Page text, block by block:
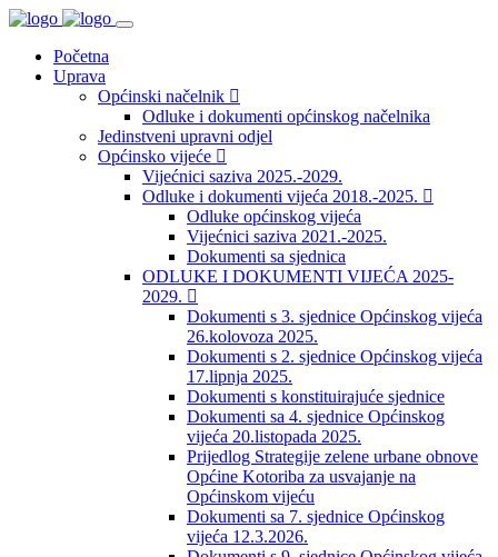
Početna
Uprava
Općinski načelnik
Odluke i dokumenti općinskog načelnika
Jedinstveni upravni odjel
Općinsko vijeće
Vijećnici saziva 2025.-2029.
Odluke i dokumenti vijeća 2018.-2025.
Odluke općinskog vijeća
Vijećnici saziva 2021.-2025.
Dokumenti sa sjednica
ODLUKE I DOKUMENTI VIJEĆA 2025-
2029.
Dokumenti s 3. sjednice Općinskog vijeća
26.kolovoza 2025.
Dokumenti s 2. sjednice Općinskog vijeća
17.lipnja 2025.
Dokumenti s konstituirajuće sjednice
Dokumenti sa 4. sjednice Općinskog
vijeća 20.listopada 2025.
Prijedlog Strategije zelene urbane obnove
Općine Kotoriba za usvajanje na
Općinskom vijeću
Dokumenti sa 7. sjednice Općinskog
vijeća 12.3.2026.